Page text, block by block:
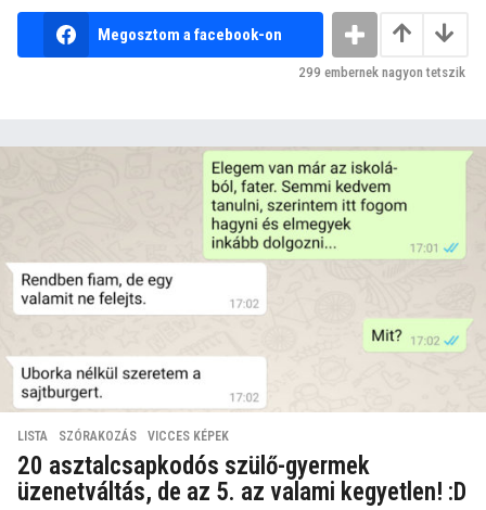
Megosztom a facebook-on
299 embernek nagyon tetszik
LISTA ,SZÓRAKOZÁS ,VICCES KÉPEK
20 asztalcsapkodós szülő-gyermek
üzenetváltás, de az 5. az valami kegyetlen! :D